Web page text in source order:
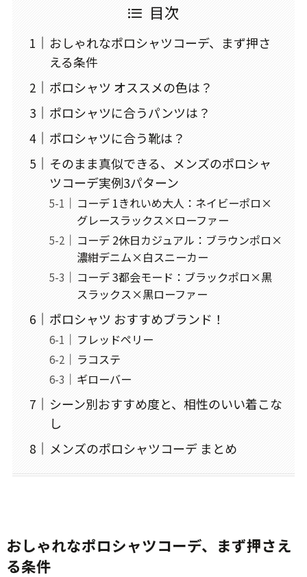
目次
おしゃれなポロシャツコーデ、まず押さ
える条件
ポロシャツ オススメの色は？
ポロシャツに合うパンツは？
ポロシャツに合う靴は？
そのまま真似できる、メンズのポロシャ
ツコーデ実例3パターン
コーデ 1きれいめ大人：ネイビーポロ×
グレースラックス×ローファー
コーデ 2休日カジュアル：ブラウンポロ×
濃紺デニム×白スニーカー
コーデ 3都会モード：ブラックポロ×黒
スラックス×黒ローファー
ポロシャツ おすすめブランド！
フレッドペリー
ラコステ
ギローバー
シーン別おすすめ度と、相性のいい着こな
し
メンズのポロシャツコーデ まとめ
おしゃれなポロシャツコーデ、まず押さえ
る条件